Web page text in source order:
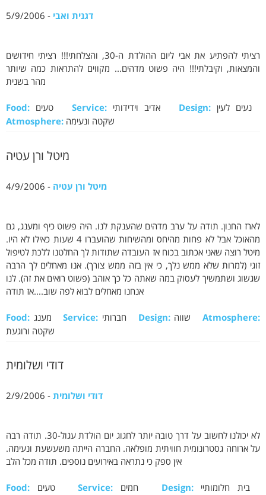
דגנית ואבי - 5/9/2006
רציתי להפתיע את אבי ליום ההולדת ה-30, והצלחתי!!! רציתי חידושים
והמצאות, וקיבלתי!!! היה פשוט מדהים... מקווים להתראות כמה שיותר
מהר בשנית
Food: Service: Design: נעים לעין
Atmosphere: שקטה ונעימה
מיטל ורן עטיה
מיטל ורן עטיה - 4/9/2006
לארז החנון. תודה על ערב מדהים שהענקת לנו. היה פשוט כיף ומענג, גם
מהאוכל אבל לא פחות מהיחס ומהשיחות שהועברו 4 שעות כאילו לא היו.
מיטל רוצה שאני אכתוב בכוח אז העובדה שתודות לך החלטנו ללכת לטיפול
זוגי (למרות שלא ממש נלך, כי אין בזה ממש צורך). אנו מאחלים לך הרבה
שגשוג ושתמשיך לעסוק במה שאתה כל כך אוהב (פשוט רואים את זה). לנו
אנחנו מאחלים לבוא לפה שוב....אז תודה
Food: מענגService: Design: שווהAtmosphere:
שקטה ורוגעת
דודי ושלומית
דודי ושלומית - 2/9/2006
לא יכולנו לחשוב על דרך טובה יותר לחגוג יום הולדת עגול-30. תודה רבה
על ארוחה גסטרונומית חוויתית מופלאה. החברה הייתה משעשעת ונעימה.
אין ספק כי נתראה באירועים נוספים. תודה מכל הלב
Food: טעיםService: Design: